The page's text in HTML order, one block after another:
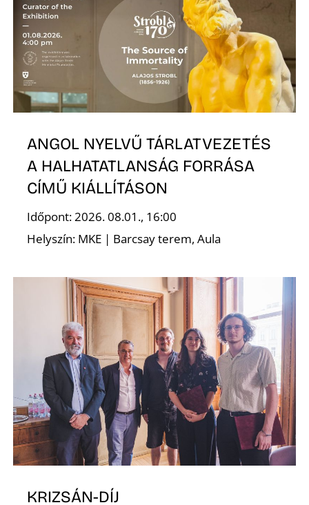
ANGOL NYELVŰ TÁRLATVEZETÉS
A HALHATATLANSÁG FORRÁSA
CÍMŰ KIÁLLÍTÁSON
Időpont: 2026. 08.01., 16:00
Helyszín: MKE | Barcsay terem, Aula
KRIZSÁN-DÍJ